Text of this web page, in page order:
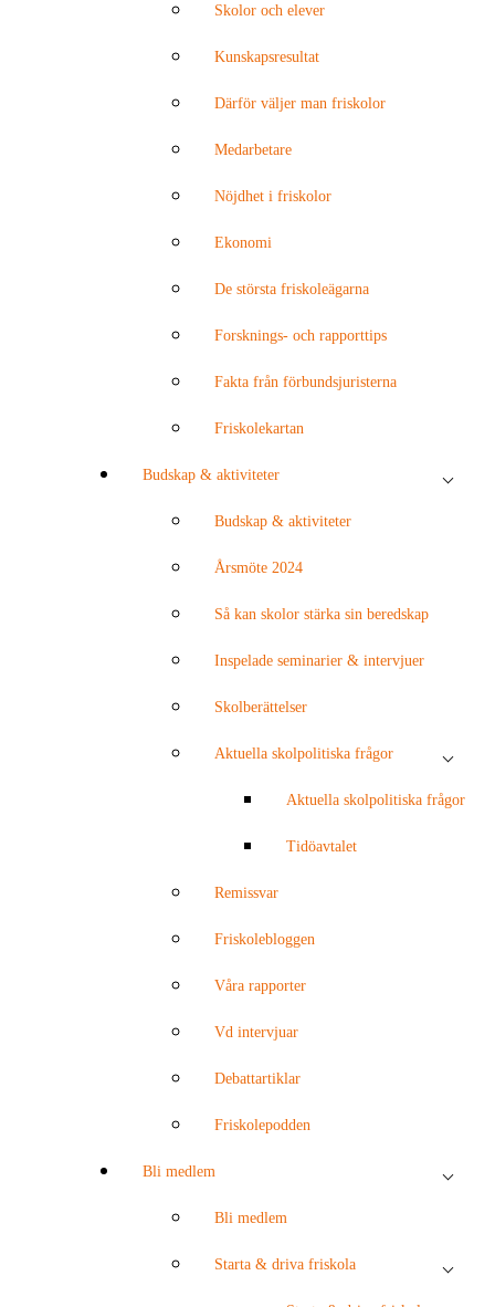
Skolor och elever
Kunskapsresultat
Därför väljer man friskolor
Medarbetare
Nöjdhet i friskolor
Ekonomi
De största friskoleägarna
Forsknings- och rapporttips
Fakta från förbundsjuristerna
Friskolekartan
Budskap & aktiviteter
Budskap & aktiviteter
Årsmöte 2024
Så kan skolor stärka sin beredskap
Inspelade seminarier & intervjuer
Skolberättelser
Aktuella skolpolitiska frågor
Aktuella skolpolitiska frågor
Tidöavtalet
Remissvar
Friskolebloggen
Våra rapporter
Vd intervjuar
Debattartiklar
Friskolepodden
Bli medlem
Bli medlem
Starta & driva friskola